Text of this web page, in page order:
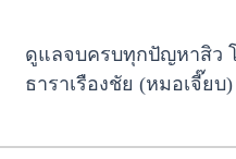
ดูแลจบครบทุกปัญหาสิว
ธาราเรืองชัย (หมอเจี๊ยบ)